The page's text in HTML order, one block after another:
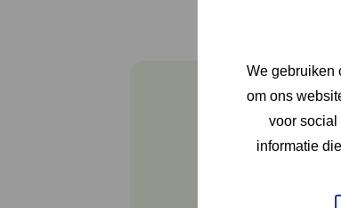
We gebruiken
om ons
voor social
informatie